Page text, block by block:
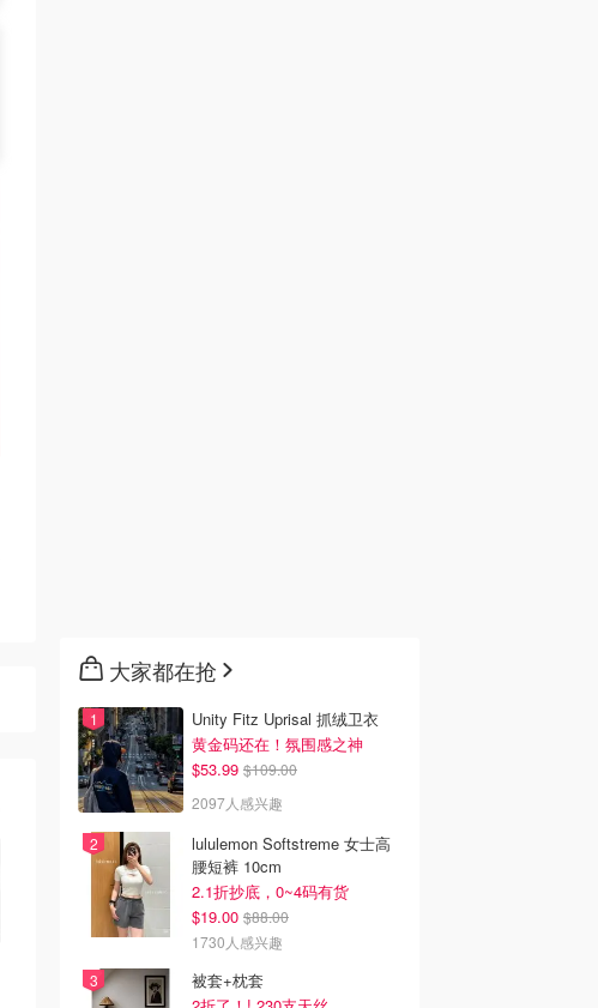
Netflix新剧推荐2026 - 最
新好看网飞Netflix新剧大
好看韩剧排行榜 - 8月最
大家都在抢
Unity Fitz Uprisal 抓绒卫衣
黄金码还在！氛围感之神
$53.99 $109.00
2097人感兴趣
lululemon Softstreme 女士高
腰短裤 10cm
2.1折抄底，0~4码有货
$19.00 $88.00
1730人感兴趣
被套+枕套